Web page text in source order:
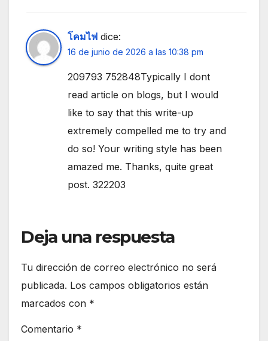
โคมไฟ dice:
16 de junio de 2026 a las 10:38 pm
209793 752848Typically I dont
read article on blogs, but I would
like to say that this write-up
extremely compelled me to try and
do so! Your writing style has been
amazed me. Thanks, quite great
post. 322203
Deja una respuesta
Tu dirección de correo electrónico no será
publicada. Los campos obligatorios están
marcados con *
Comentario *